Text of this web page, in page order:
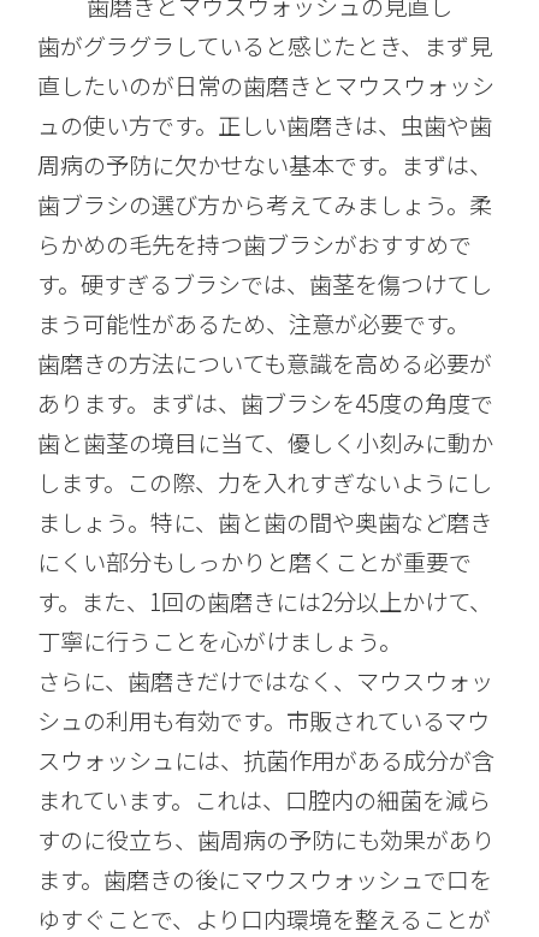
歯がグラグラしていると感じたとき、まず見
直したいのが日常の歯磨きとマウスウォッシ
ュの使い方です。正しい歯磨きは、虫歯や歯
周病の予防に欠かせない基本です。まずは、
歯ブラシの選び方から考えてみましょう。柔
らかめの毛先を持つ歯ブラシがおすすめで
す。硬すぎるブラシでは、歯茎を傷つけてし
まう可能性があるため、注意が必要です。
歯磨きの方法についても意識を高める必要が
あります。まずは、歯ブラシを45度の角度で
歯と歯茎の境目に当て、優しく小刻みに動か
します。この際、力を入れすぎないようにし
ましょう。特に、歯と歯の間や奥歯など磨き
にくい部分もしっかりと磨くことが重要で
す。また、1回の歯磨きには2分以上かけて、
丁寧に行うことを心がけましょう。
さらに、歯磨きだけではなく、マウスウォッ
シュの利用も有効です。市販されているマウ
スウォッシュには、抗菌作用がある成分が含
まれています。これは、口腔内の細菌を減ら
すのに役立ち、歯周病の予防にも効果があり
ます。歯磨きの後にマウスウォッシュで口を
ゆすぐことで、より口内環境を整えることが